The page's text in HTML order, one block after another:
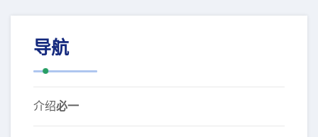
导航
介绍必一